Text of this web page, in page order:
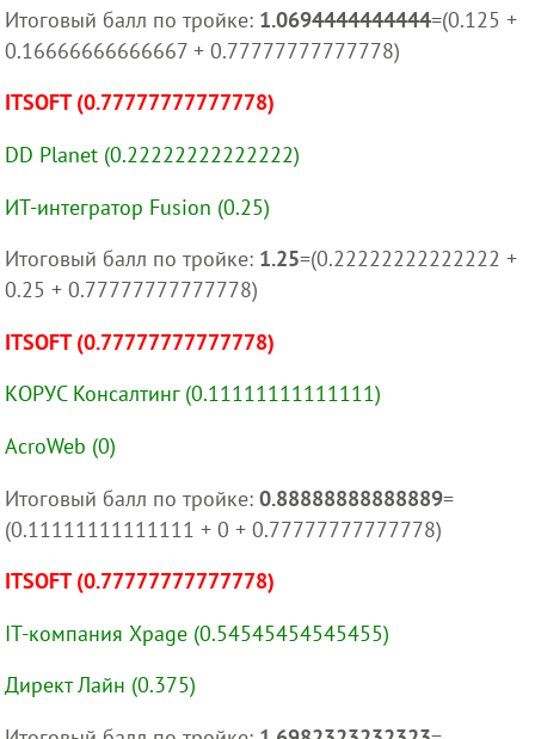
Итоговый балл по тройке: 1.0694444444444=(0.125 +
0.16666666666667 + 0.77777777777778)
ITSOFT (0.77777777777778)
DD Planet (0.22222222222222)
ИТ-интегратор Fusion (0.25)
Итоговый балл по тройке: 1.25=(0.22222222222222 +
0.25 + 0.77777777777778)
ITSOFT (0.77777777777778)
КОРУС Консалтинг (0.11111111111111)
AcroWeb (0)
Итоговый балл по тройке: 0.88888888888889=
(0.11111111111111 + 0 + 0.77777777777778)
ITSOFT (0.77777777777778)
IT-компания Xpage (0.54545454545455)
Директ Лайн (0.375)